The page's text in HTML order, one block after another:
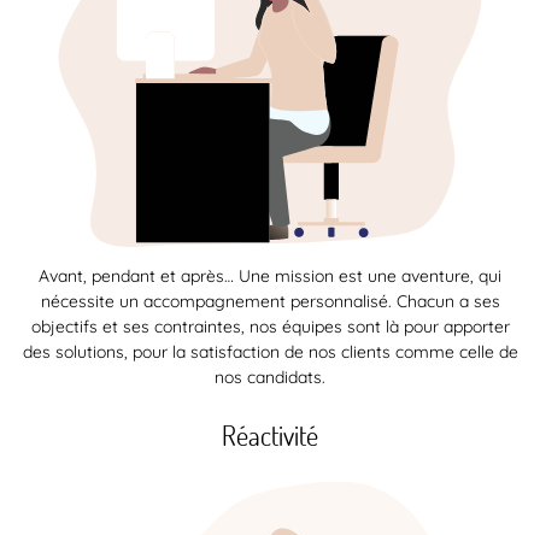
Avant, pendant et après… Une mission est une aventure, qui
nécessite un accompagnement personnalisé. Chacun a ses
objectifs et ses contraintes, nos équipes sont là pour apporter
des solutions, pour la satisfaction de nos clients comme celle de
nos candidats.
Réactivité